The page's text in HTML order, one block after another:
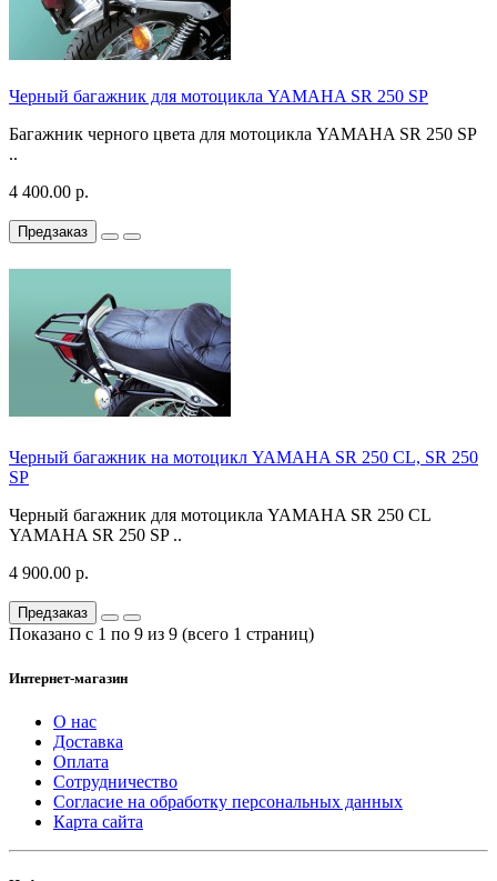
Черный багажник для мотоцикла YAMAHA SR 250 SP
Багажник черного цвета для мотоцикла YAMAHA SR 250 SP
..
4 400.00 р.
Предзаказ
Черный багажник на мотоцикл YAMAHA SR 250 CL, SR 250
SP
Черный багажник для мотоцикла YAMAHA SR 250 CL
YAMAHA SR 250 SP ..
4 900.00 р.
Предзаказ
Показано с 1 по 9 из 9 (всего 1 страниц)
Интернет-магазин
О нас
Доставка
Оплата
Сотрудничество
Согласие на обработку персональных данных
Карта сайта